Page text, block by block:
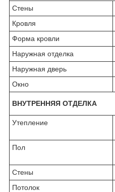
Стены
Кровля
Форма кровли
Наружная отделка
Наружная дверь
Окно
ВНУТРЕННЯЯ ОТДЕЛКА
Утепление
Пол
Стены
Потолок